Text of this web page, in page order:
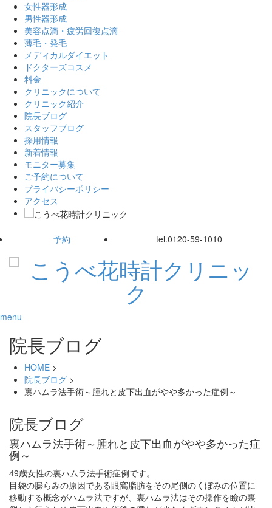
女性器形成
男性器形成
美容点滴・疲労回復点滴
薄毛・発毛
メディカルダイエット
ドクターズコスメ
料金
クリニックについて
クリニック紹介
院長ブログ
スタッフブログ
採用情報
新着情報
モニター募集
ご予約について
プライバシーポリシー
アクセス
予約 tel.0120-59-1010
menu
院長ブログ
HOME >
院長ブログ >
裏ハムラ法手術～腫れと皮下出血がやや多かった症例～
院長ブログ
裏ハムラ法手術～腫れと皮下出血がやや多かった症
例～
49歳女性の裏ハムラ法手術症例です。
目袋の膨らみの原因である眼窩脂肪をその尾側のくぼみの位置に
移動する概念がハムラ法ですが、裏ハムラ法はその操作を瞼の裏